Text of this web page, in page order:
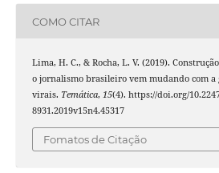
COMO CITAR
Lima, H. C., & Rocha, L. V. (2019).
o jornalismo brasileiro vem mudando com a
virais. Temática, 15(4). https://doi.org/
8931.2019v15n4.45317
Fomatos de Citação